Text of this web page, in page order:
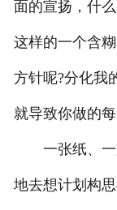
面的宣扬，什
这样的一个含
方针呢?分化我
就导致你做的
一张纸、一
地去想计划构